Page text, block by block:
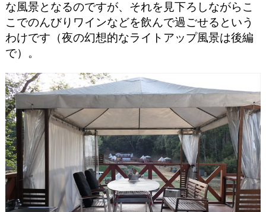
な風景となるのですが、それを見下ろしながらこ
こでのんびりワインなどを飲んで過ごせるという
わけです（夜の幻想的なライトアップ風景は後編
で）。